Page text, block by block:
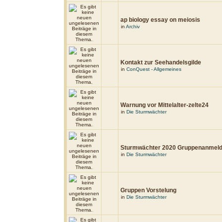
ap biology essay on meiosis
inArchiv
Kontakt zur Seehandelsgilde
inConQuest - Allgemeines
Warnung vor Mittelalter-zelte24
inDie Sturmwächter
Sturmwächter 2020
inDie Sturmwächter
Gruppen Vorstelung
inDie Sturmwächter